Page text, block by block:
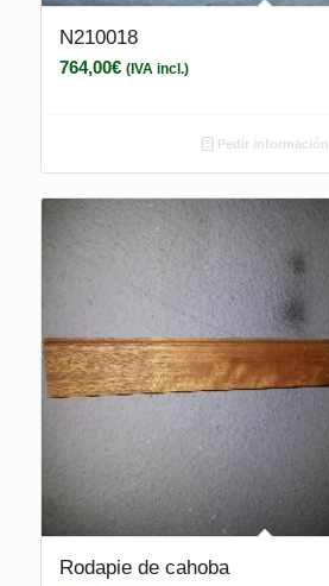
N210018
764,00€ (IVA incl.)
Pedir información
Rodapie de cahoba